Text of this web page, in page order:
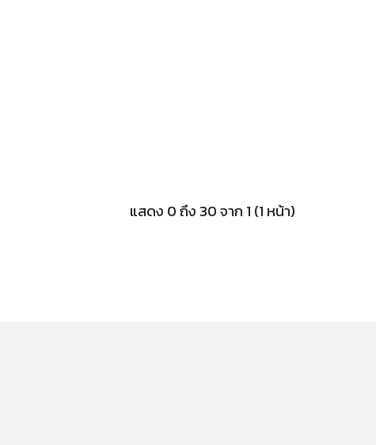
แสดง 0 ถึง 30 จาก 1 (1 หน้า)